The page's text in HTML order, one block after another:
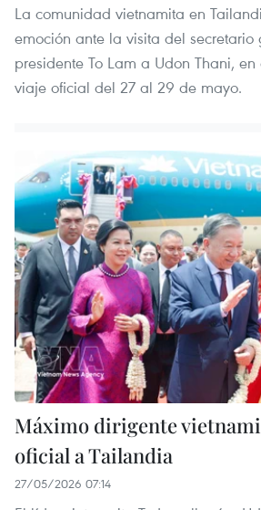
La comunidad vietnamita en
emoción ante la visita del secretario
presidente To Lam a Udon Thani,
viaje oficial del 27 al 29 de mayo.
Máximo dirigente
oficial a Tailandia
27/05/2026 07:14